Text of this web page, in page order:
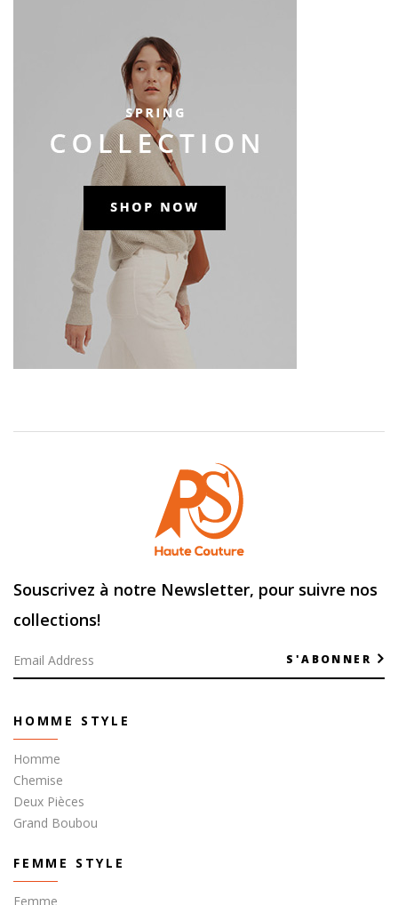
Souscrivez à notre Newsletter, pour suivre nos
collections!
S'ABONNER
HOMME STYLE
Homme
Chemise
Deux Pièces
Grand Boubou
FEMME STYLE
Femme